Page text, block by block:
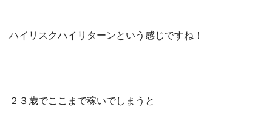
ハイリスクハイリターンという感じですね！
２３歳でここまで稼いでしまうと